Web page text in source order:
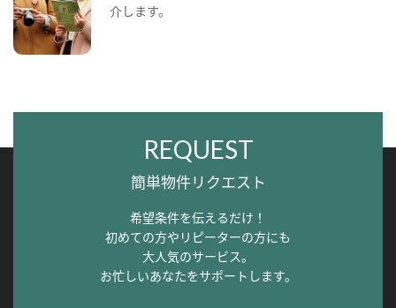
介します。
REQUEST
簡単物件リクエスト
希望条件を伝えるだけ！
初めての方やリピーターの方にも
大人気のサービス。
お忙しいあなたをサポートします。